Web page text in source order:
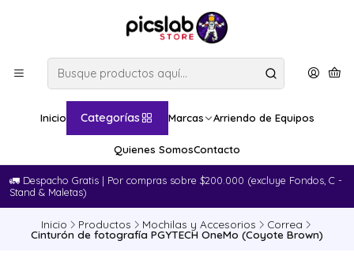
Inicio Categorías Marcas Arriendo de Equipos
Quienes SomosContacto
🚛​ Despacho Gratis | Por compras sobre $200.000 (excluye Fondos, C -
Stand & Maletas)
Inicio Productos Mochilas y Accesorios Correa
Cinturón de fotografía PGYTECH OneMo (Coyote Brown)